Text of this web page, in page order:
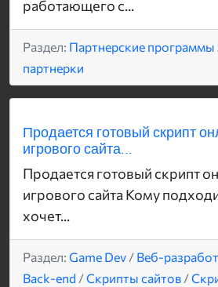
работающего с...
Раздел: Партнерские программы
партнерки
Продается готовый скрипт
игрового сайта...
Продается готовый скрипт
игрового сайта Кому
хочет...
Раздел: Game Dev / Веб-
Back-end /Скрипты сайтов /